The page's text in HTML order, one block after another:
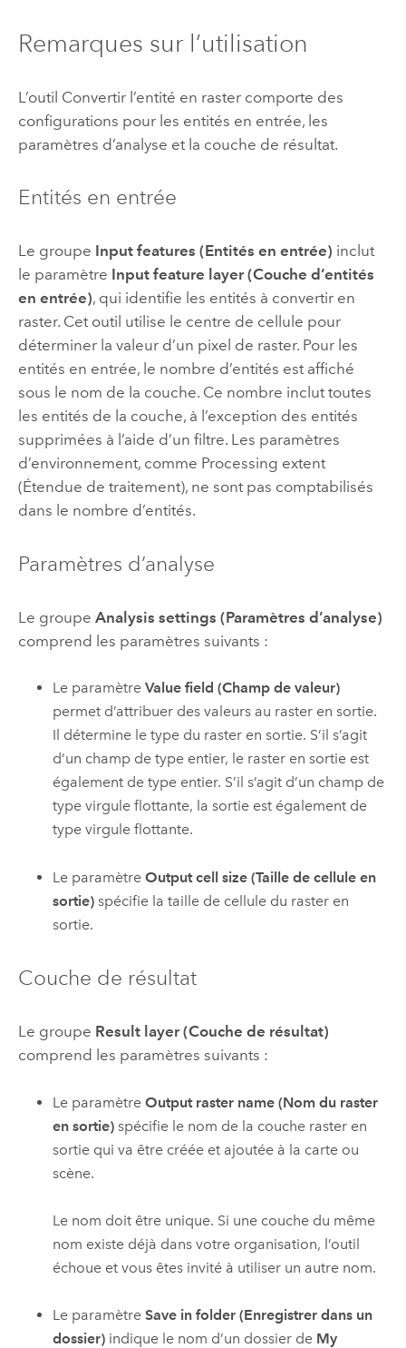
Remarques sur l’utilisation
L’outil Convertir l’entité en raster comporte des
configurations pour les entités en entrée, les
paramètres d’analyse et la couche de résultat.
Entités en entrée
Le groupe Input features (Entités en entrée) inclut
le paramètre Input feature layer (Couche d’entités
en entrée), qui identifie les entités à convertir en
raster. Cet outil utilise le centre de cellule pour
déterminer la valeur d’un pixel de raster. Pour les
entités en entrée, le nombre d’entités est affiché
sous le nom de la couche. Ce nombre inclut toutes
les entités de la couche, à l’exception des entités
supprimées à l’aide d’un filtre. Les paramètres
d’environnement, comme Processing extent
(Étendue de traitement), ne sont pas comptabilisés
dans le nombre d’entités.
Paramètres d’analyse
Le groupe Analysis settings (Paramètres d’analyse)
comprend les paramètres suivants :
Le paramètreValue field (Champ de valeur)
permet d’attribuer des valeurs au raster en sortie.
Il détermine le type du raster en sortie. S’il s’agit
d’un champ de type entier, le raster en sortie est
également de type entier. S’il s’agit d’un champ de
type virgule flottante, la sortie est également de
type virgule flottante.
Le paramètreOutput cell size (Taille de cellule en
sortie) spécifie la taille de cellule du raster en
sortie.
Couche de résultat
Le groupe Result layer (Couche de résultat)
comprend les paramètres suivants :
Le paramètreOutput raster name (Nom du raster
en sortie) spécifie le nom de la couche raster en
sortie qui va être créée et ajoutée à la carte ou
scène.
Le nom doit être unique. Si une couche du même
nom existe déjà dans votre organisation, l’outil
échoue et vous êtes invité à utiliser un autre nom.
Le paramètreSave in folder (Enregistrer dans un
dossier) indique le nom d’un dossier de My